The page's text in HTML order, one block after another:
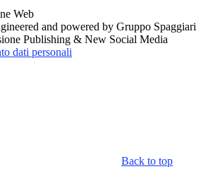
and powered by Gruppo Spaggiari
Publishing & New Social Media
dati personali
Back to top